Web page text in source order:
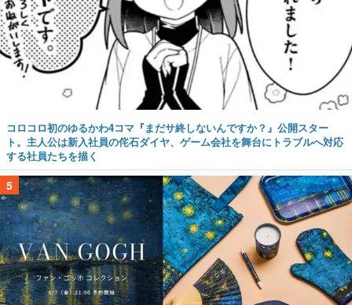
コロコロ初のゆるかわ4コマ『まだサ終しないんですか？』公開スター
ト。主人公は新入社員の侘石ダイヤ、ゲーム会社を舞台にトラブルへ対応
する社員たちを描く
5